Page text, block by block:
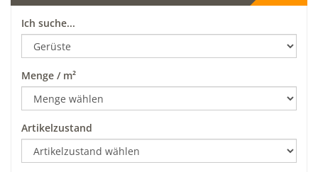
Ich suche...
Menge / m²
Artikelzustand